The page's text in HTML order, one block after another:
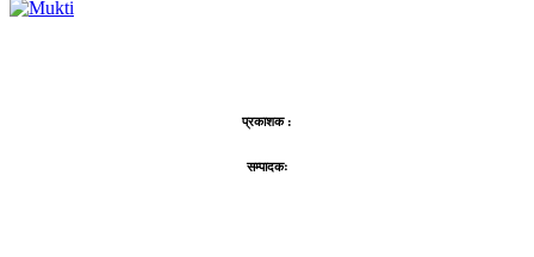
प्रकाशक :
सम्पादकः